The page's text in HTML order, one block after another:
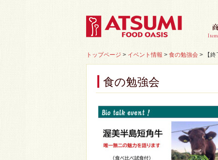
トップページ > イベント情報 > 食の勉強会 > 【
食の勉強会